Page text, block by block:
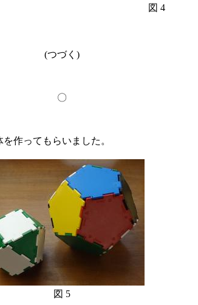
図 4
(つづく)
〇
作ってもらいました。
図 5